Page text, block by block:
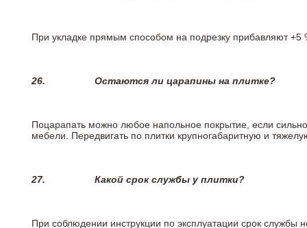
При укладке прямым способом на подрезку прибавляют +5
26. Остаются ли царапины на плитке?
Поцарапать можно любое напольное покрытие, если
мебели. Передвигать по плитки крупногабаритную и
27. Какой срок службы у плитки?
При соблюдении инструкции по эксплуатации срок